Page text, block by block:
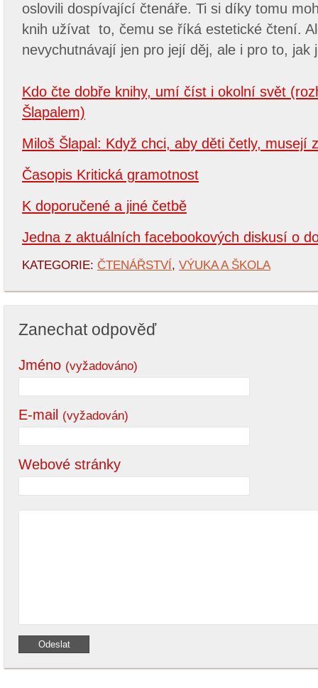
oslovili dospívající čtenáře. Ti si díky tomu
knih užívat to, čemu se říká estetické čtení.
nevychutnávají jen pro její děj, ale i pro to, jak
Kdo čte dobře knihy, umí číst i okolní svět
Šlapalem)
Miloš Šlapal: Když chci, aby děti četly, musejí
Časopis Kritická gramotnost
K doporučené a jiné četbě
Jedna z aktuálních facebookových diskusí o
KATEGORIE: ČTENÁŘSTVÍ, VÝUKA A ŠKOLA
Zanechat odpověď
Jméno (vyžadováno)
E-mail (vyžadován)
Webové stránky